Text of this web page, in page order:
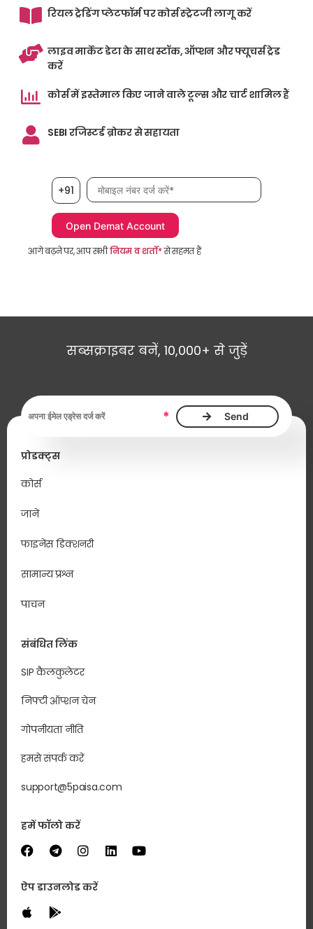
रियल ट्रेडिंग प्लेटफॉर्म पर कोर्स स्ट्रेटजी लागू करें
लाइव मार्केट डेटा के साथ स्टॉक, ऑप्शन और फ्यूचर्स ट्रेड
करें
कोर्स में इस्तेमाल किए जाने वाले टूल्स और चार्ट शामिल हैं
SEBI रजिस्टर्ड ब्रोकर से सहायता
+91 मोबाइल नंबर आवश्यक है
आगे बढ़ने पर, आप सभीनियम व शर्तों*से सहमत हैं
सब्सक्राइबर बनें, 10,000+ से जुड़ें
ईमेल एड्रेस आवश्यक है *
प्रोडक्ट्स
कोर्स
जानें
फाइनेंस डिक्शनरी
सामान्य प्रश्न
पाचन
संबंधित लिंक
SIP कैलकुलेटर
निफ्टी ऑप्शन चेन
गोपनीयता नीति
हमसे संपर्क करें
support@5paisa.com
हमें फॉलो करें
ऐप डाउनलोड करें